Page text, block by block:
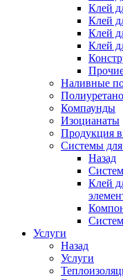
Клей
Клей
Клей
Клей
Наливные
Компаунды
Изоцианаты
Продукция
Системы для
Назад
Клей
Услуги
Назад
Услуги